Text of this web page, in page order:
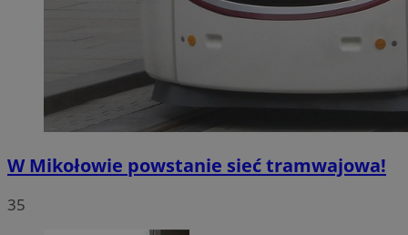
W Mikołowie powstanie sieć tramwajowa!
35